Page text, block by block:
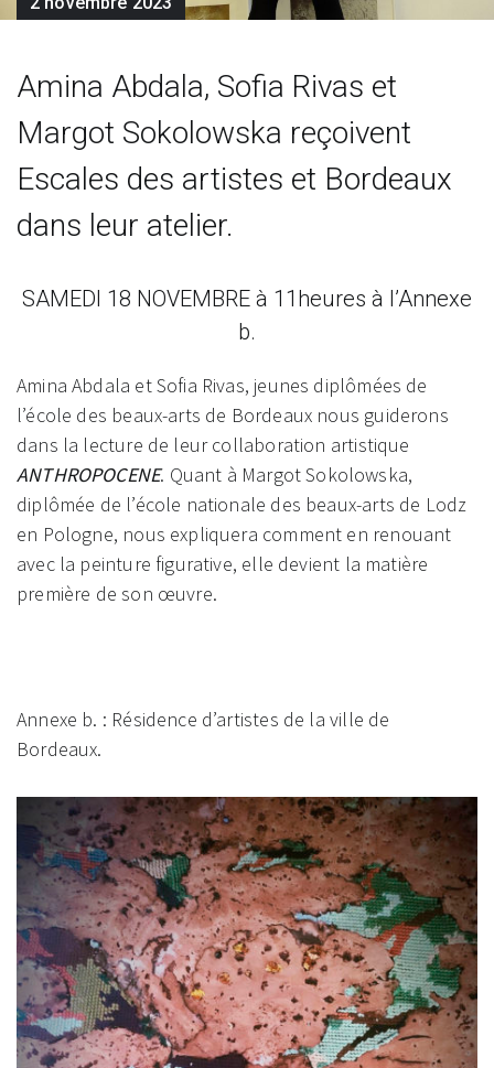
Amina Abdala, Sofia Rivas et
Margot Sokolowska reçoivent
Escales des artistes et Bordeaux
dans leur atelier.
SAMEDI 18 NOVEMBRE à 11heures à l’Annexe
b.
Amina Abdala et Sofia Rivas, jeunes diplômées de
l’école des beaux-arts de Bordeaux nous guiderons
dans la lecture de leur collaboration artistique
ANTHROPOCENE. Quant à Margot Sokolowska,
diplômée de l’école nationale des beaux-arts de Lodz
en Pologne, nous expliquera comment en renouant
avec la peinture figurative, elle devient la matière
première de son œuvre.
Annexe b. : Résidence d’artistes de la ville de
Bordeaux.